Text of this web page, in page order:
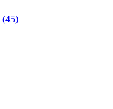
(45)